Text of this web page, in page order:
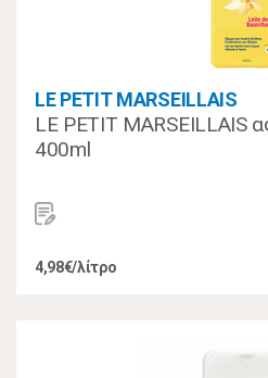
LE PETIT MARSEILLAIS
LE PETIT MARSEILLAIS
400ml
4,98€/λίτρο